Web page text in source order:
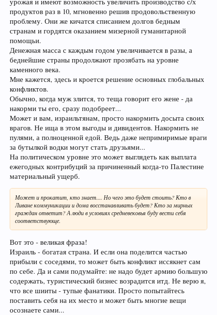
продуктов раз в 10, мгновенно решив продовольственную
проблему. Они же кичатся списанием долгов бедным
странам и гордятся оказанием мизерной гуманитарной
помощьи.
Денежная масса с каждым годом увеличивается в разы, а
беднейшие страны продолжают прозябать на уровне
каменного века.
Мне кажется, здесь и кроется решение основных глобальных
конфликтов.
Обычно, когда муж злится, то теща говорит его жене - да
накорми ты его, сразу подобреет...
Может и вам, израильтянам, просто накормить досыта своих
врагов. Не ища в этом выгоды и дивидентов. Накормить не
пулями, а полноценной едой. Ведь даже непримиримые враги
за бутылкой водки могут стать друзьями...
На политическом уровне это может выглядеть как выплата
ежегодных контрибуций за причиненный когда-то Палестине
материальный ущерб.
Может и прокатит, кто знает.... Но чего это будет стоить? Кто в
Ливане коммуникации и дома восстанавливать будет? Кто за мирных
граждан ответит? А люди в условиях средневековья буду вести себя
соответствующе.
Вот это - великая фраза!
Израиль - богатая страна. И если она поделится частью
прибыли с соседями, то может быть конфликт иссякнет сам
по себе. Да и сами подумайте: не надо будет армию большую
содержать, туристический бизнес возрадится итд. Не верю я,
что все шииты - тупые фанатики. Просто попытайтесь
поставить себя на их место и может быть многие вещи
осознаете сами...